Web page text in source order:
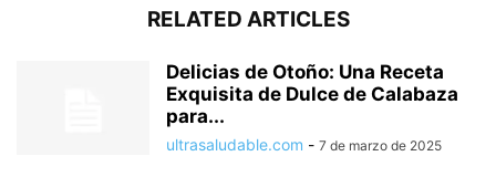
RELATED ARTICLES
Delicias de Otoño: Una Receta
Exquisita de Dulce de Calabaza
para...
ultrasaludable.com - 7 de marzo de 2025